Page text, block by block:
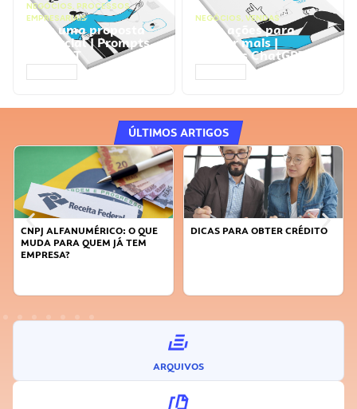
NEGÓCIOS, PROCESSOS
EMPRESARIAIS
Faça uma proposta
comercial | Prompts
ChatGPT
NEGÓCIOS, VENDAS
Faça ações para
vender mais |
Prompts ChatGPT
ÚLTIMOS ARTIGOS
DICAS PARA OBTER CRÉDITO
FAÇA A DIFERENÇA: SEJA
ARQUIVOS